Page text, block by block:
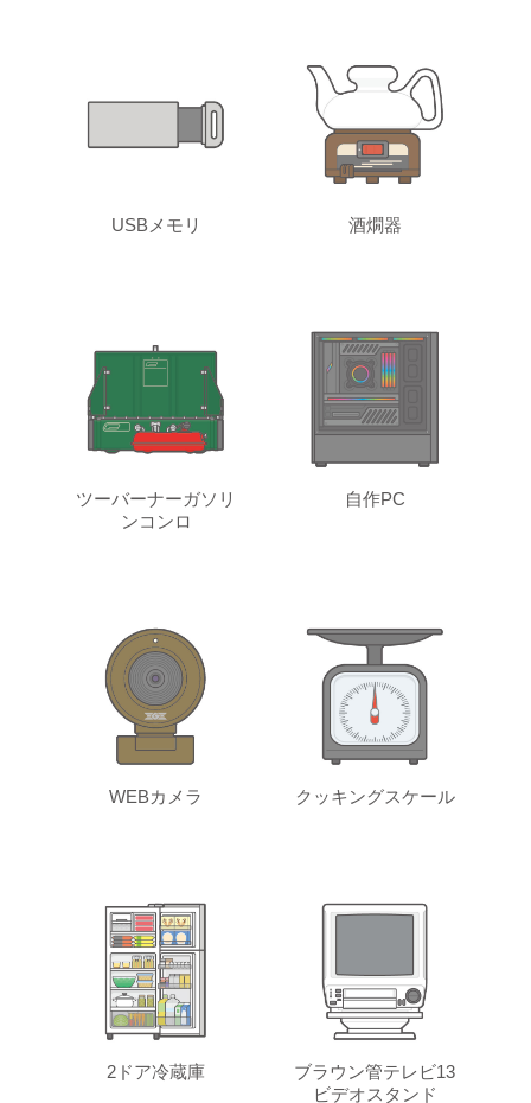
USBメモリ 酒燗器
ツーバーナーガソリ
ンコンロ
自作PC
WEBカメラ クッキングスケール
2ドア冷蔵庫
ブラウン管テレビ13
ビデオスタンド